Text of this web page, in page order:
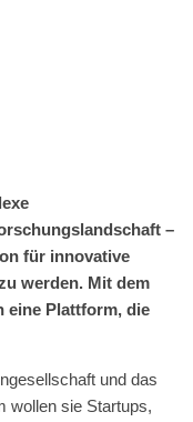
–
für innovative
werden. Mit dem
eine Plattform, die
und das
wollen sie Startups,